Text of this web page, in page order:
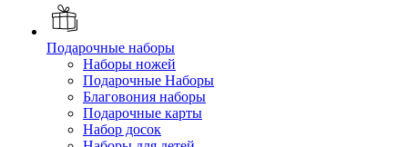
Подарочные наборы
Наборы ножей
Подарочные Наборы
Благовония наборы
Подарочные карты
Набор досок